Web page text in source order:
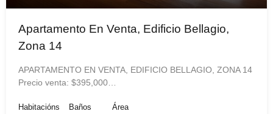
Apartamento En Venta, Edificio Bellagio,
Zona 14
APARTAMENTO EN VENTA, EDIFICIO BELLAGIO, ZONA 14
Precio venta: $395,000…
Habitacións
Baños
Área